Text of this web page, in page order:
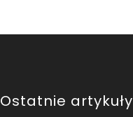
Ostatnie artykuły